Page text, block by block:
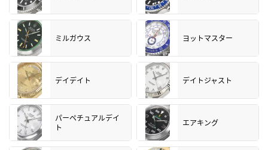
ミルガウス ヨットマスター
デイデイト デイトジャスト
パーペチュアルデイ
ト
エアキング